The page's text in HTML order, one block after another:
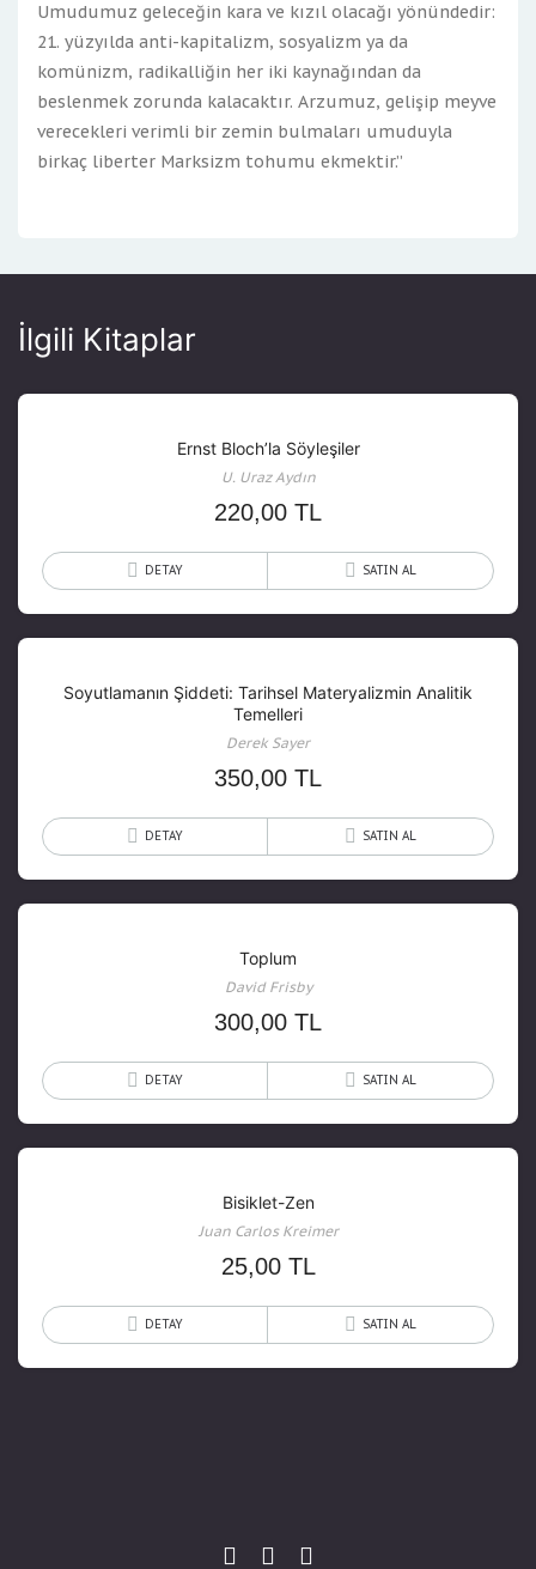
Umudumuz geleceğin kara ve kızıl olacağı yönündedir:
21. yüzyılda anti-kapitalizm, sosyalizm ya da
komünizm, radikalliğin her iki kaynağından da
beslenmek zorunda kalacaktır. Arzumuz, gelişip meyve
verecekleri verimli bir zemin bulmaları umuduyla
birkaç liberter Marksizm tohumu ekmektir.”
İlgili Kitaplar
Ernst Bloch’la Söyleşiler
U. Uraz Aydın
220,00 TL
DETAY SATIN AL
Soyutlamanın Şiddeti: Tarihsel Materyalizmin Analitik
Temelleri
Derek Sayer
350,00 TL
DETAY SATIN AL
Toplum
David Frisby
300,00 TL
DETAY SATIN AL
Bisiklet-Zen
Juan Carlos Kreimer
25,00 TL
DETAY SATIN AL